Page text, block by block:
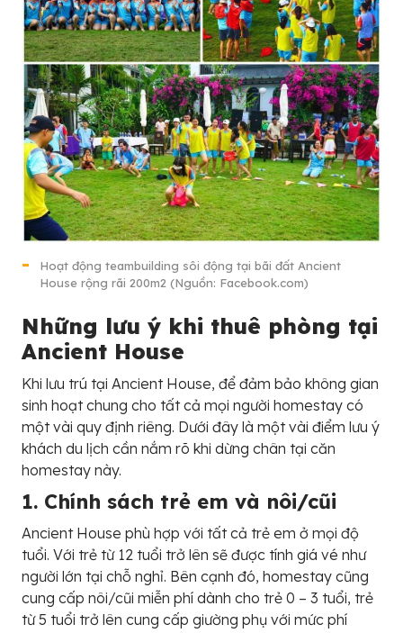
Hoạt động teambuilding sôi động tại bãi đất Ancient
House rộng rãi 200m2 (Nguồn: Facebook.com)
Những lưu ý khi thuê phòng tại
Ancient House
Khi lưu trú tại Ancient House, để đảm bảo không gian
sinh hoạt chung cho tất cả mọi người homestay có
một vài quy định riêng. Dưới đây là một vài điểm lưu ý
khách du lịch cần nắm rõ khi dừng chân tại căn
homestay này.
1. Chính sách trẻ em và nôi/cũi
Ancient House phù hợp với tất cả trẻ em ở mọi độ
tuổi. Với trẻ từ 12 tuổi trở lên sẽ được tính giá vé như
người lớn tại chỗ nghỉ. Bên cạnh đó, homestay cũng
cung cấp nôi/cũi miễn phí dành cho trẻ 0 – 3 tuổi, trẻ
từ 5 tuổi trở lên cung cấp giường phụ với mức phí